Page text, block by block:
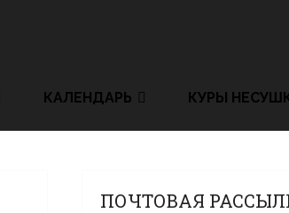
КАЛЕНДАРЬ КУРЫ
ПОЧТОВАЯ